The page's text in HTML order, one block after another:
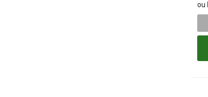
ou